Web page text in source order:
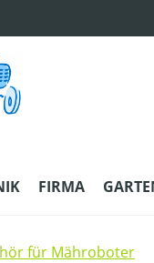
FIRMA
für Mähroboter